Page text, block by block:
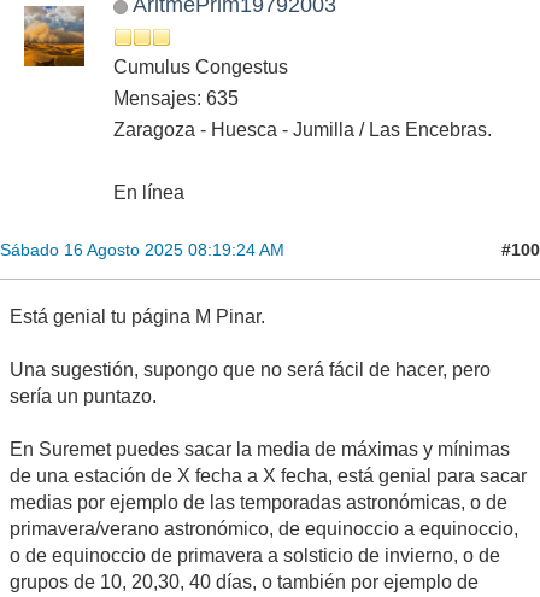
Cumulus Congestus
Mensajes: 635
Zaragoza - Huesca - Jumilla / Las Encebras.
En línea
Sábado 16 Agosto 2025 08:19:24 AM #100
Está genial tu página M Pinar.
Una sugestión, supongo que no será fácil de hacer, pero
sería un puntazo.
En Suremet puedes sacar la media de máximas y mínimas
de una estación de X fecha a X fecha, está genial para sacar
medias por ejemplo de las temporadas astronómicas, o de
primavera/verano astronómico, de equinoccio a equinoccio,
o de equinoccio de primavera a solsticio de invierno, o de
grupos de 10, 20,30, 40 días, o también por ejemplo de